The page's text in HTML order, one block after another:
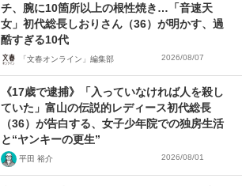
チ、腕に10箇所以上の根性焼き…「音速天
女」初代総長しおりさん（36）が明かす、過
酷すぎる10代
「文春オンライン」編集部 2026/08/07
《17歳で逮捕》「入っていなければ人を殺し
ていた」富山の伝説的レディース初代総長
（36）が告白する、女子少年院での独房生活
と“ヤンキーの更生”
平田 裕介 2026/08/01